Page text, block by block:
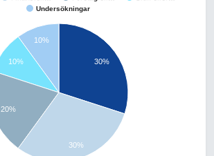
Undersökningar
30%
10%
10%
20%
30%